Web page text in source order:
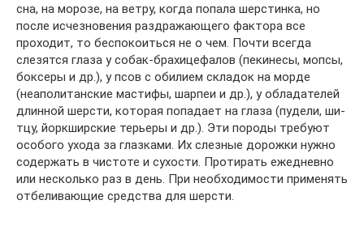
сна, на морозе, на ветру, когда попала шерстинка, но
после исчезновения раздражающего фактора все
проходит, то беспокоиться не о чем. Почти всегда
слезятся глаза у собак-брахицефалов (пекинесы, мопсы,
боксеры и др.), у псов с обилием складок на морде
(неаполитанские мастифы, шарпеи и др.), у обладателей
длинной шерсти, которая попадает на глаза (пудели, ши-
тцу, йоркширские терьеры и др.). Эти породы требуют
особого ухода за глазками. Их слезные дорожки нужно
содержать в чистоте и сухости. Протирать ежедневно
или несколько раз в день. При необходимости применять
отбеливающие средства для шерсти.